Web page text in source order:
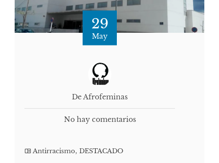
29
May
De Afrofeminas
No hay comentarios
Antirracismo, DESTACADO